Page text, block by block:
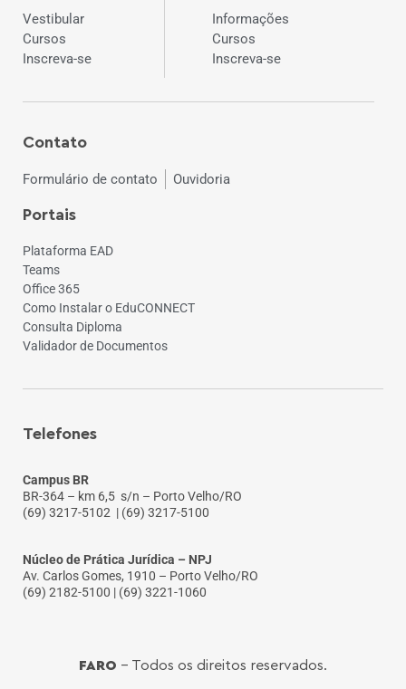
Vestibular
Cursos
Inscreva-se
Informações
Cursos
Inscreva-se
Contato
Formulário de contato Ouvidoria
Portais
Plataforma EAD
Teams
Office 365
Como Instalar o EduCONNECT
Consulta Diploma
Validador de Documentos
Telefones
Campus BR
BR-364 – km 6,5 s/n – Porto Velho/RO
(69) 3217-5102 | (69) 3217-5100
Núcleo de Prática Jurídica – NPJ
Av. Carlos Gomes, 1910 – Porto Velho/RO
(69) 2182-5100 | (69) 3221-1060
FARO - Todos os direitos reservados.